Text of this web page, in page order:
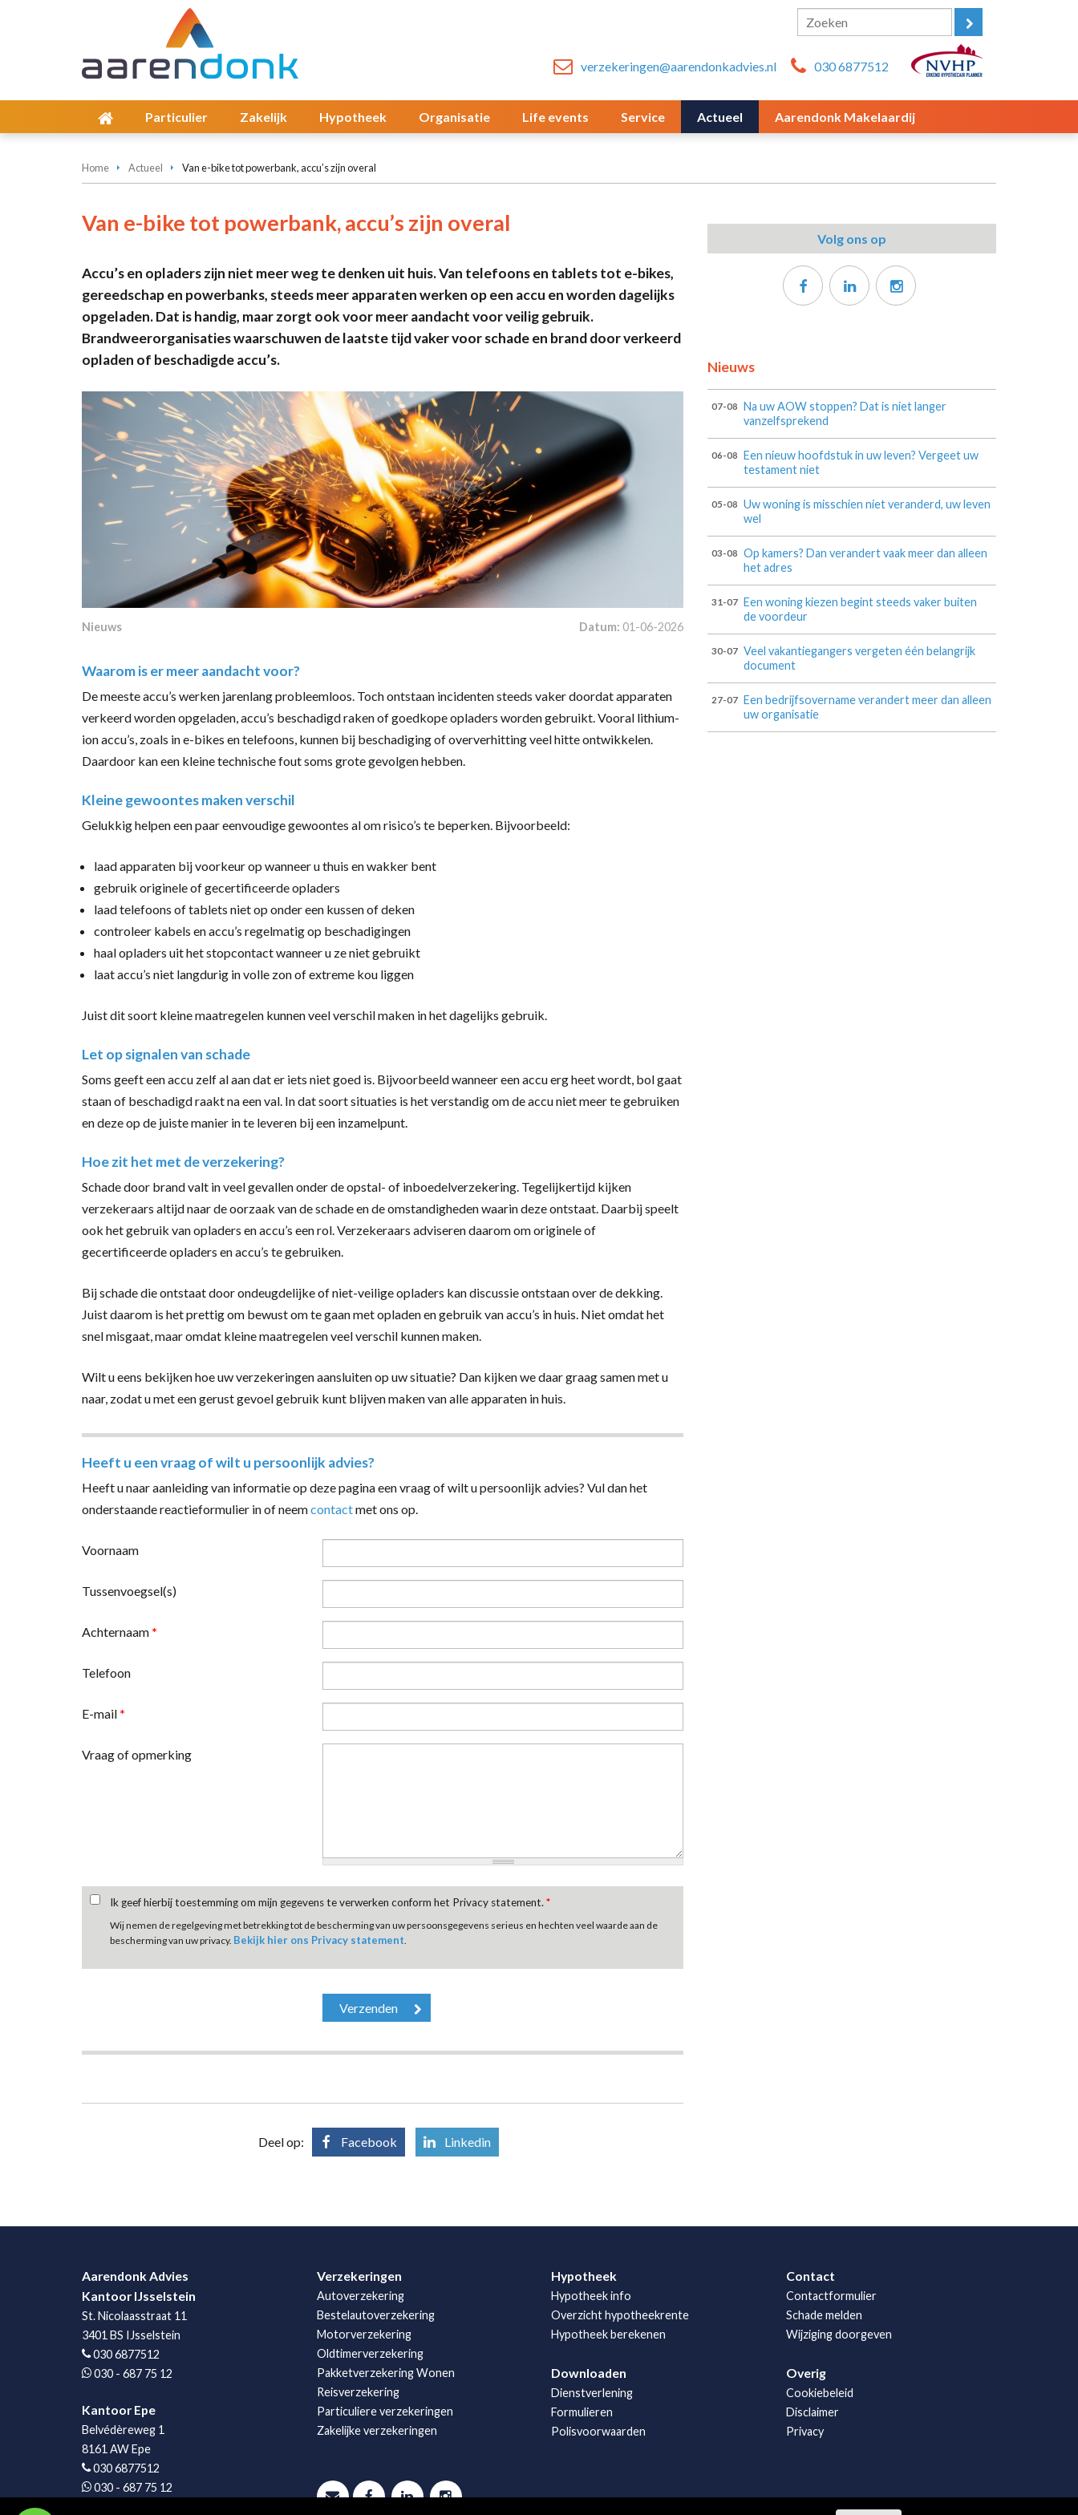
verzekeringen@aarendonkadvies.nl 030 6877512
Particulier Zakelijk Hypotheek Organisatie Life events Service Actueel Aarendonk Makelaardij
Home Actueel Van e-bike tot powerbank, accu’s zijn overal
Van e-bike tot powerbank, accu’s zijn overal
Accu’s en opladers zijn niet meer weg te denken uit huis. Van telefoons en tablets tot e-bikes,
gereedschap en powerbanks, steeds meer apparaten werken op een accu en worden dagelijks
opgeladen. Dat is handig, maar zorgt ook voor meer aandacht voor veilig gebruik.
Brandweerorganisaties waarschuwen de laatste tijd vaker voor schade en brand door verkeerd
opladen of beschadigde accu’s.
Nieuws Datum: 01-06-2026
Waarom is er meer aandacht voor?
De meeste accu’s werken jarenlang probleemloos. Toch ontstaan incidenten steeds vaker doordat apparaten
verkeerd worden opgeladen, accu’s beschadigd raken of goedkope opladers worden gebruikt. Vooral lithium-
ion accu’s, zoals in e-bikes en telefoons, kunnen bij beschadiging of oververhitting veel hitte ontwikkelen.
Daardoor kan een kleine technische fout soms grote gevolgen hebben.
Kleine gewoontes maken verschil
Gelukkig helpen een paar eenvoudige gewoontes al om risico’s te beperken. Bijvoorbeeld:
laad apparaten bij voorkeur op wanneer u thuis en wakker bent
gebruik originele of gecertificeerde opladers
laad telefoons of tablets niet op onder een kussen of deken
controleer kabels en accu’s regelmatig op beschadigingen
haal opladers uit het stopcontact wanneer u ze niet gebruikt
laat accu’s niet langdurig in volle zon of extreme kou liggen
Juist dit soort kleine maatregelen kunnen veel verschil maken in het dagelijks gebruik.
Let op signalen van schade
Soms geeft een accu zelf al aan dat er iets niet goed is. Bijvoorbeeld wanneer een accu erg heet wordt, bol gaat
staan of beschadigd raakt na een val. In dat soort situaties is het verstandig om de accu niet meer te gebruiken
en deze op de juiste manier in te leveren bij een inzamelpunt.
Hoe zit het met de verzekering?
Schade door brand valt in veel gevallen onder de opstal- of inboedelverzekering. Tegelijkertijd kijken
verzekeraars altijd naar de oorzaak van de schade en de omstandigheden waarin deze ontstaat. Daarbij speelt
ook het gebruik van opladers en accu’s een rol. Verzekeraars adviseren daarom om originele of
gecertificeerde opladers en accu’s te gebruiken.
Bij schade die ontstaat door ondeugdelijke of niet-veilige opladers kan discussie ontstaan over de dekking.
Juist daarom is het prettig om bewust om te gaan met opladen en gebruik van accu’s in huis. Niet omdat het
snel misgaat, maar omdat kleine maatregelen veel verschil kunnen maken.
Wilt u eens bekijken hoe uw verzekeringen aansluiten op uw situatie? Dan kijken we daar graag samen met u
naar, zodat u met een gerust gevoel gebruik kunt blijven maken van alle apparaten in huis.
Heeft u een vraag of wilt u persoonlijk advies?
Heeft u naar aanleiding van informatie op deze pagina een vraag of wilt u persoonlijk advies? Vul dan het
onderstaande reactieformulier in of neemcontactmet ons op.
Voornaam
Tussenvoegsel(s)
Achternaam *
Telefoon
E-mail *
Vraag of opmerking
Ik geef hierbij toestemming om mijn gegevens te verwerken conform het Privacy statement. *
Wij nemen de regelgeving met betrekking tot de bescherming van uw persoonsgegevens serieus en hechten veel waarde aan de
bescherming van uw privacy. Bekijk hier ons Privacy statement
Deel op: Facebook Linkedin
Volg ons op
Nieuws
07-08
Na uw AOW stoppen? Dat is niet langer
vanzelfsprekend
06-08
Een nieuw hoofdstuk in uw leven? Vergeet uw
testament niet
05-08
Uw woning is misschien niet veranderd, uw leven
wel
03-08
Op kamers? Dan verandert vaak meer dan alleen
het adres
31-07 Een woning kiezen begint steeds vaker buiten
de voordeur
30-07 Veel vakantiegangers vergeten één belangrijk
document
27-07 Een bedrijfsovername verandert meer dan alleen
uw organisatie
Aarendonk Advies
Kantoor IJsselstein
St. Nicolaasstraat 11
3401 BS IJsselstein
030 6877512
030 - 687 75 12
Kantoor Epe
Belvédèreweg 1
8161 AW Epe
030 6877512
030 - 687 75 12
Verzekeringen
Autoverzekering
Bestelautoverzekering
Motorverzekering
Oldtimerverzekering
Pakketverzekering Wonen
Reisverzekering
Particuliere verzekeringen
Zakelijke verzekeringen
Hypotheek
Hypotheek info
Overzicht hypotheekrente
Hypotheek berekenen
Downloaden
Dienstverlening
Formulieren
Polisvoorwaarden
Contact
Contactformulier
Schade melden
Wijziging doorgeven
Overig
Cookiebeleid
Disclaimer
Privacy